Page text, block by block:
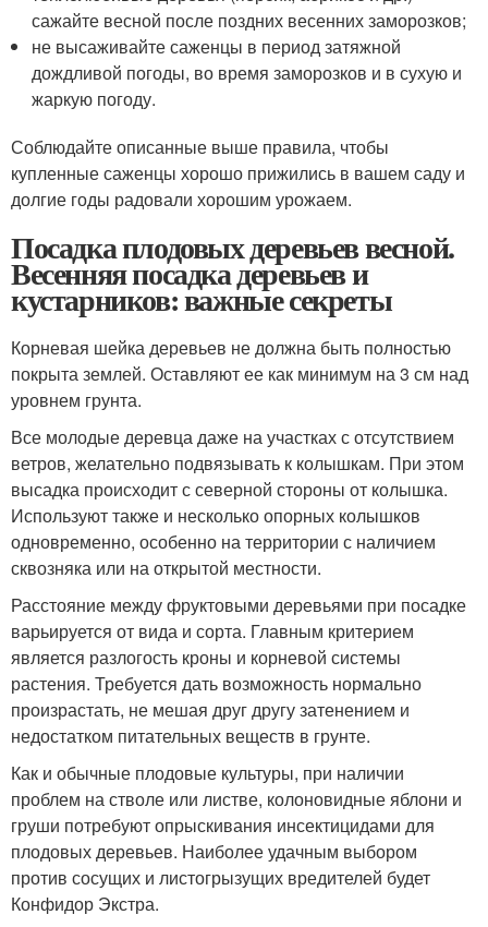
сажайте весной после поздних весенних заморозков;
не высаживайте саженцы в период затяжной
дождливой погоды, во время заморозков и в сухую и
жаркую погоду.
Соблюдайте описанные выше правила, чтобы
купленные саженцы хорошо прижились в вашем саду и
долгие годы радовали хорошим урожаем.
Посадка плодовых деревьев весной.
Весенняя посадка деревьев и
кустарников: важные секреты
Корневая шейка деревьев не должна быть полностью
покрыта землей. Оставляют ее как минимум на 3 см над
уровнем грунта.
Все молодые деревца даже на участках с отсутствием
ветров, желательно подвязывать к колышкам. При этом
высадка происходит с северной стороны от колышка.
Используют также и несколько опорных колышков
одновременно, особенно на территории с наличием
сквозняка или на открытой местности.
Расстояние между фруктовыми деревьями при посадке
варьируется от вида и сорта. Главным критерием
является разлогость кроны и корневой системы
растения. Требуется дать возможность нормально
произрастать, не мешая друг другу затенением и
недостатком питательных веществ в грунте.
Как и обычные плодовые культуры, при наличии
проблем на стволе или листве, колоновидные яблони и
груши потребуют опрыскивания инсектицидами для
плодовых деревьев. Наиболее удачным выбором
против сосущих и листогрызущих вредителей будет
Конфидор Экстра.